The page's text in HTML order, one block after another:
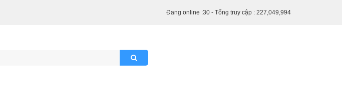
Đang online :30 - Tổng truy cập : 227,049,994